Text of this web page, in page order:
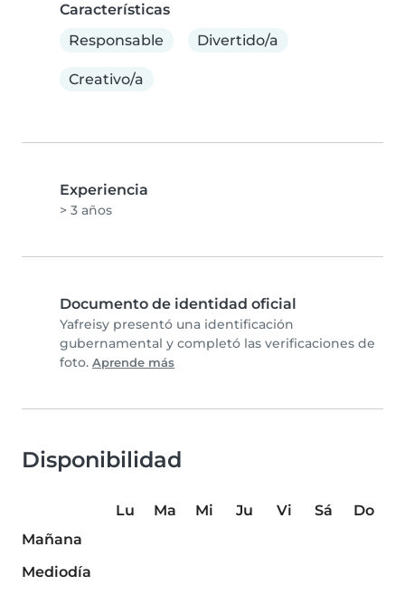
Características
Responsable
Divertido/a
Creativo/a
Experiencia
> 3 años
Documento de identidad oficial
Yafreisy presentó una identificación
gubernamental y completó las verificaciones de
foto. Aprende más
Disponibilidad
Lu Ma Mi Ju Vi Sá
Do
Mañana
Mediodía